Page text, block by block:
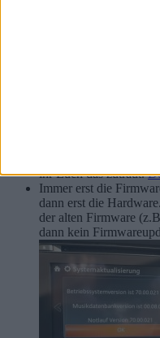
ihr Euch das zutraut.
Immer erst die
dann erst die
der alten Firmware
dann kein